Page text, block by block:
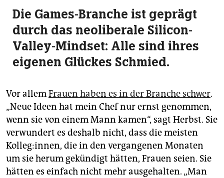
Die Games-Branche ist geprägt
durch das neoliberale Silicon-
Valley-Mindset: Alle sind ihres
eigenen Glückes Schmied.
Vor allemFrauen haben es in der Branche schwer.
„Neue Ideen hat mein Chef nur ernst genommen,
wenn sie von einem Mann kamen“, sagt Herbst. Sie
verwundert es deshalb nicht, dass die meisten
Kolleg:innen, die in den vergangenen Monaten
um sie herum gekündigt hätten, Frauen seien. Sie
hätten es einfach nicht mehr ausgehalten. „Man